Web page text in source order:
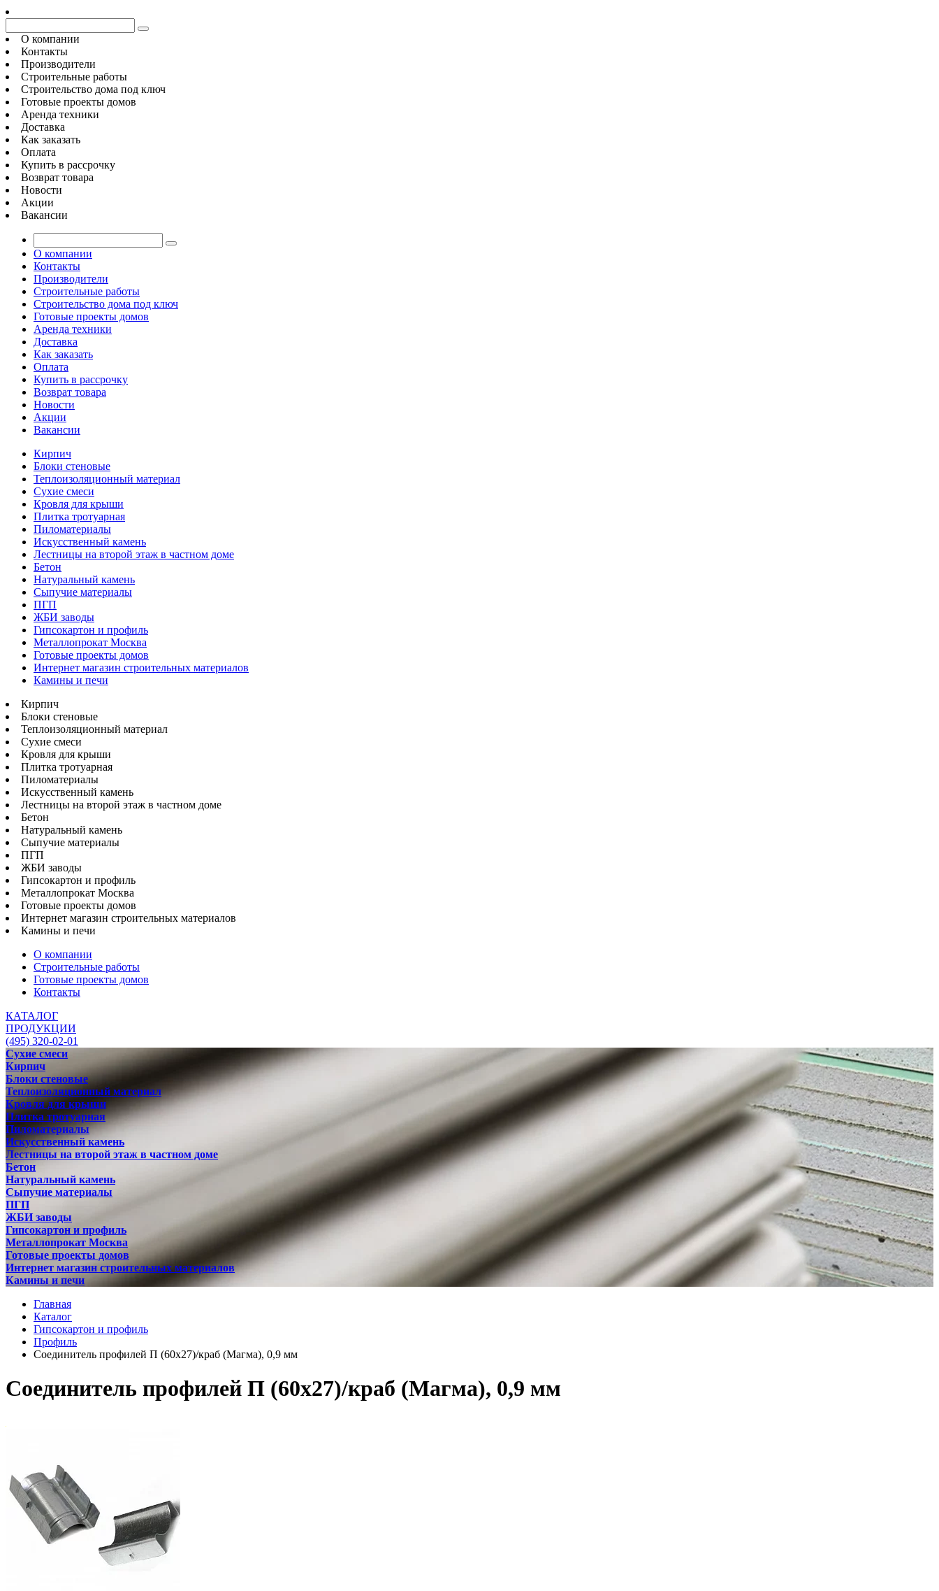
О компании
Контакты
Производители
Строительные работы
Строительство дома под ключ
Готовые проекты домов
Аренда техники
Доставка
Как заказать
Оплата
Купить в рассрочку
Возврат товара
Новости
Акции
Вакансии
О компании
Контакты
Производители
Строительные работы
Строительство дома под ключ
Готовые проекты домов
Аренда техники
Доставка
Как заказать
Оплата
Купить в рассрочку
Возврат товара
Новости
Акции
Вакансии
Кирпич
Блоки стеновые
Теплоизоляционный материал
Сухие смеси
Кровля для крыши
Плитка тротуарная
Пиломатериалы
Искусственный камень
Лестницы на второй этаж в частном доме
Бетон
Натуральный камень
Сыпучие материалы
ПГП
ЖБИ заводы
Гипсокартон и профиль
Металлопрокат Москва
Готовые проекты домов
Интернет магазин строительных материалов
Камины и печи
Кирпич
Блоки стеновые
Теплоизоляционный материал
Сухие смеси
Кровля для крыши
Плитка тротуарная
Пиломатериалы
Искусственный камень
Лестницы на второй этаж в частном доме
Бетон
Натуральный камень
Сыпучие материалы
ПГП
ЖБИ заводы
Гипсокартон и профиль
Металлопрокат Москва
Готовые проекты домов
Интернет магазин строительных материалов
Камины и печи
О компании
Строительные работы
Готовые проекты домов
Контакты
КАТАЛОГ
ПРОДУКЦИИ
(495) 320-02-01
Сухие смеси
Кирпич
Блоки стеновые
Теплоизоляционный материал
Кровля для крыши
Плитка тротуарная
Пиломатериалы
Искусственный камень
Лестницы на второй этаж в частном доме
Бетон
Натуральный камень
Сыпучие материалы
ПГП
ЖБИ заводы
Гипсокартон и профиль
Металлопрокат Москва
Готовые проекты домов
Интернет магазин строительных материалов
Камины и печи
Главная
Каталог
Гипсокартон и профиль
Профиль
Соединитель профилей П (60х27)/краб (Магма), 0,9 мм
Соединитель профилей П (60х27)/краб (Магма), 0,9 мм